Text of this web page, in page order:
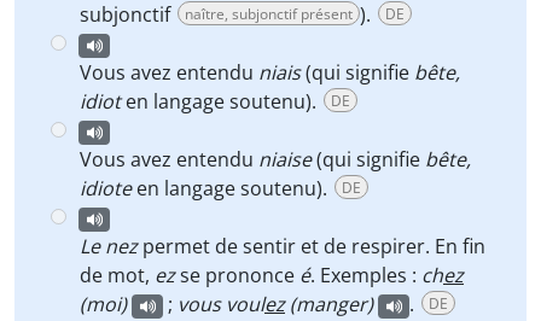
subjonctif
naître, subjonctif présent ). DE
Vous avez entendu niais(qui signifie bête,
idioten langage soutenu). DE
Vous avez entendu niaise(qui signifie bête,
idioteen langage soutenu). DE
Le nezpermet de sentir et de respirer. En fin
de mot, ezse prononce é. Exemples : chez
(moi)
; vous voulez(manger) . DE